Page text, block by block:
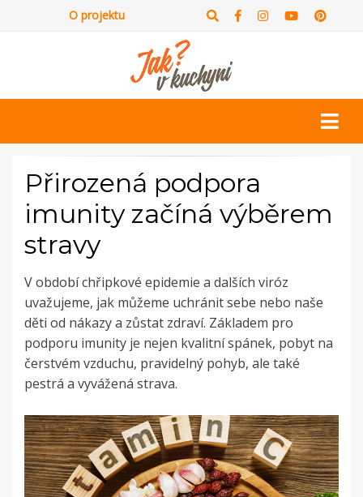
O projektu
Přirozená podpora
imunity začíná výběrem
stravy
V období chřipkové epidemie a dalších viróz
uvažujeme, jak můžeme uchránit sebe nebo naše
děti od nákazy a zůstat zdraví. Základem pro
podporu imunity je nejen kvalitní spánek, pobyt na
čerstvém vzduchu, pravidelný pohyb, ale také
pestrá a vyvážená strava.